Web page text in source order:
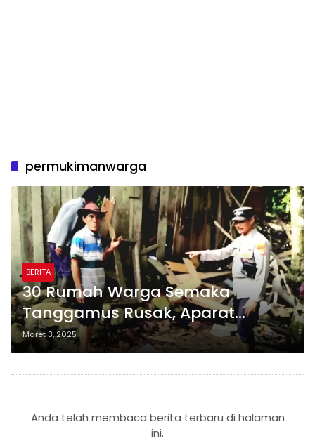
permukimanwarga
BERITA
30 Rumah Warga Semaka
Tanggamus Rusak, Aparat
Berhasil Giring Gajah ke TNBBS
Maret 3, 2025
Anda telah membaca berita terbaru di halaman
ini.